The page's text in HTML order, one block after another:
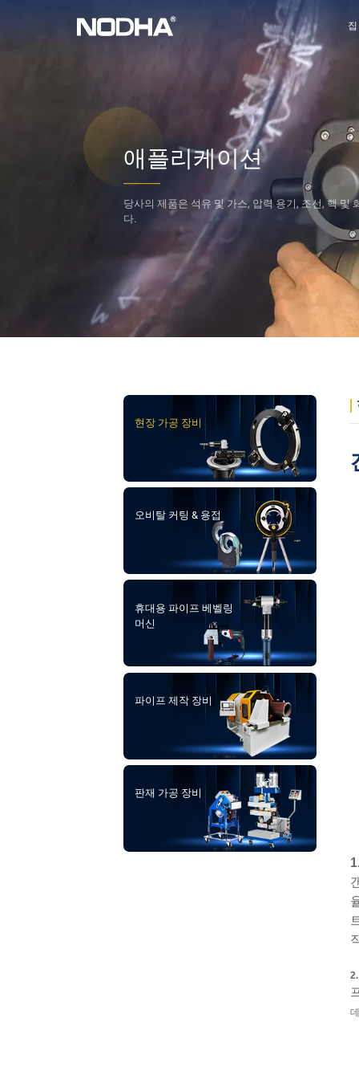
집
애플리케이션
당사의 제품은 석유 및 가스, 압력 용기, 조선, 핵 및
다.
현장 가공 장비
오비탈 커팅 & 용접
휴대용 파이프 베벨링
머신
파이프 제작 장비
판재 가공 장비